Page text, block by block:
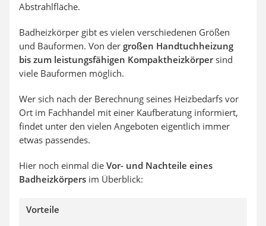
Abstrahlfläche.
Badheizkörper gibt es vielen verschiedenen Größen
und Bauformen. Von der großen Handtuchheizung
bis zum leistungsfähigen Kompaktheizkörpersind
viele Bauformen möglich.
Wer sich nach der Berechnung seines Heizbedarfs vor
Ort im Fachhandel mit einer Kaufberatung informiert,
findet unter den vielen Angeboten eigentlich immer
etwas passendes.
Hier noch einmal die Vor- und Nachteile eines
Badheizkörpers im Überblick:
Vorteile